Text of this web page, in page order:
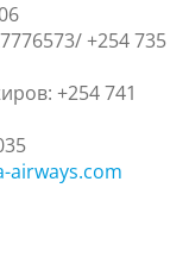
+254 735
+254 741
airways.com